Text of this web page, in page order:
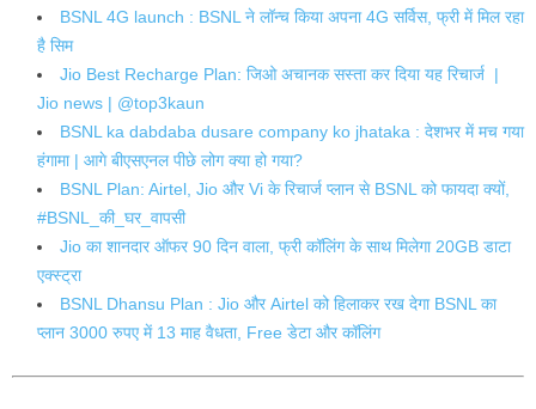
BSNL 4G launch : BSNL ने लॉन्च किया अपना 4G सर्विस, फ्री में मिल रहा
है सिम
Jio Best Recharge Plan: जिओ अचानक सस्ता कर दिया यह रिचार्ज |
Jio news | @top3kaun
BSNL ka dabdaba dusare company ko jhataka : देशभर में मच गया
हंगामा | आगे बीएसएनल पीछे लोग क्या हो गया?
BSNL Plan: Airtel, Jio और Vi के रिचार्ज प्लान से BSNL को फायदा क्यों,
#BSNL_की_घर_वापसी
Jio का शानदार ऑफर 90 दिन वाला, फ्री कॉलिंग के साथ मिलेगा 20GB डाटा
एक्स्ट्रा
BSNL Dhansu Plan : Jio और Airtel को हिलाकर रख देगा BSNL का
प्लान 3000 रुपए में 13 माह वैधता, Free डेटा और कॉलिंग